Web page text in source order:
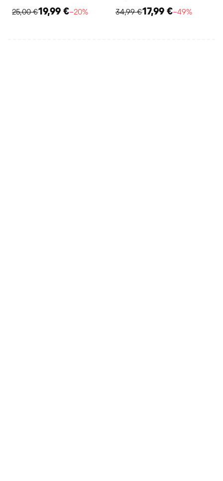
25,00 €19,99 €−20%
34,99 €17,99 €−49%